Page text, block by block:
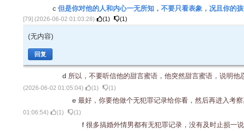
c 但是你对他的人和内心一无所知，不要只看表象，况且你的
[79] (2026-06-02 01:03:28) (1) (1)
(无内容)
回复
d 所以，不要听信他的甜言蜜语，他突然甜言蜜语，说明
(2026-06-02 01:05:04) (1) (1)
e 最好，你要他做个无犯罪记录给你看，然后再进入考
01:06:54) (1) (1)
f 很多搞婚外情男都有无犯罪记录，没有及时止损一说